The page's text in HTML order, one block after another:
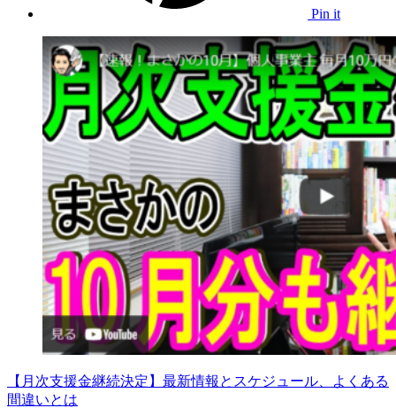
Pin it
【月次支援金継続決定】最新情報とスケジュール、よくある
間違いとは